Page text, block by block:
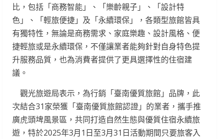
比，包括「商務智能」、「樂齡親子」、「設計特
色」、「輕旅便捷」及「永續環保」，各類型旅館皆具
有獨特性，無論是商務需求、家庭樂趣、設計風格、便
捷輕旅或是永續環保，不僅讓業者能夠針對自身特色提
升服務品質，也為消費者提供了更具選擇性的住宿建
議。
觀光旅遊局表示，為行銷「臺南優質旅館」品牌，此
次結合31家榮獲「臺南優質旅館認證」的業者，攜手推
廣虎頭埤風景區，共同打造自然生態與優質住宿永續旅
遊，特於2025年3月1日至3月31日活動期間只要旅客入